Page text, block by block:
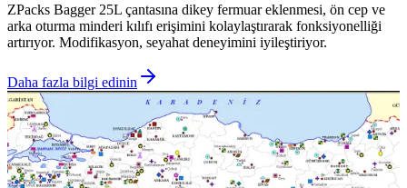
ZPacks Bagger 25L çantasına dikey fermuar eklenmesi, ön cep ve
arka oturma minderi kılıfı erişimini kolaylaştırarak fonksiyonelliği
artırıyor. Modifikasyon, seyahat deneyimini iyileştiriyor.
Daha fazla bilgi edinin